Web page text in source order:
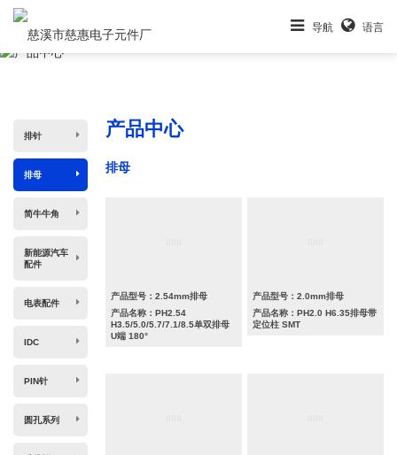
导航 语言
产品中心
排针
排母
简牛牛角
新能源汽车
配件
电表配件
IDC
PIN针
圆孔系列
产品中心
排母
产品型号：2.54mm排母
产品名称：PH2.54
H3.5/5.0/5.7/7.1/8.5单双排母
U端 180°
产品型号：2.0mm排母
产品名称：PH2.0 H6.35排母带
定位柱 SMT